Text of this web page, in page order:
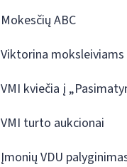
Mokesčių ABC
Viktorina moksleiviams
VMI kviečia į
VMI turto aukcionai
Įmonių VDU